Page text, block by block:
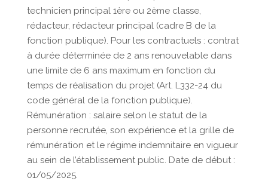
technicien principal 1ère ou 2ème classe,
rédacteur, rédacteur principal (cadre B de la
fonction publique). Pour les contractuels : contrat
à durée déterminée de 2 ans renouvelable dans
une limite de 6 ans maximum en fonction du
temps de réalisation du projet (Art. L332-24 du
code général de la fonction publique).
Rémunération : salaire selon le statut de la
personne recrutée, son expérience et la grille de
rémunération et le régime indemnitaire en vigueur
au sein de l’établissement public. Date de début :
01/05/2025.